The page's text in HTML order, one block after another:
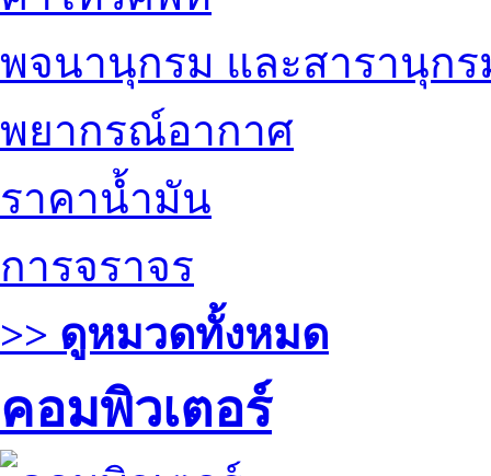
พจนานุกรม และสารานุกร
พยากรณ์อากาศ
ราคาน้ำมัน
การจราจร
>> ดูหมวดทั้งหมด
คอมพิวเตอร์